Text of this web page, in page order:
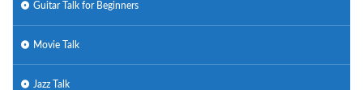
Guitar Talk for Beginners
Movie Talk
Jazz Talk